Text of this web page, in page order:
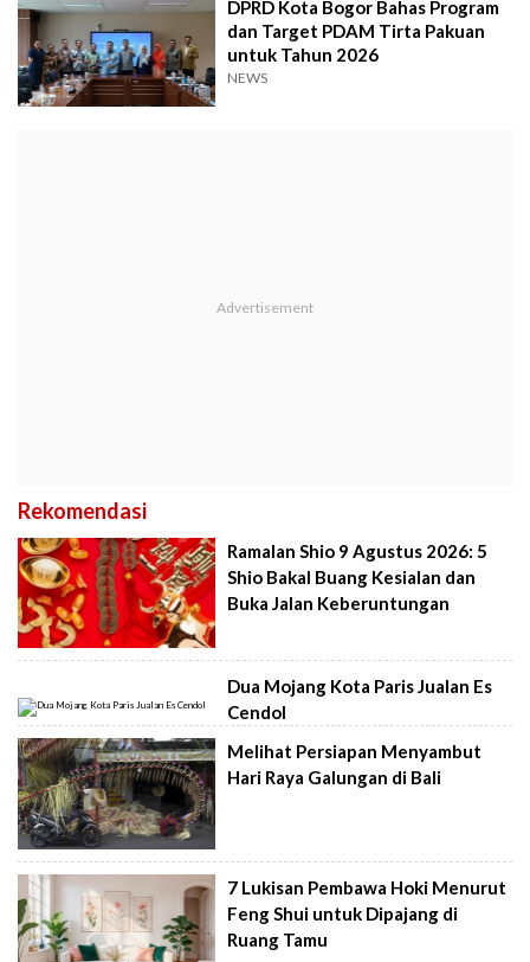
DPRD Kota Bogor Bahas Program
dan Target PDAM Tirta Pakuan
untuk Tahun 2026
NEWS
Rekomendasi
Ramalan Shio 9 Agustus 2026: 5
Shio Bakal Buang Kesialan dan
Buka Jalan Keberuntungan
Dua Mojang Kota Paris Jualan Es
Cendol
Melihat Persiapan Menyambut
Hari Raya Galungan di Bali
7 Lukisan Pembawa Hoki Menurut
Feng Shui untuk Dipajang di
Ruang Tamu